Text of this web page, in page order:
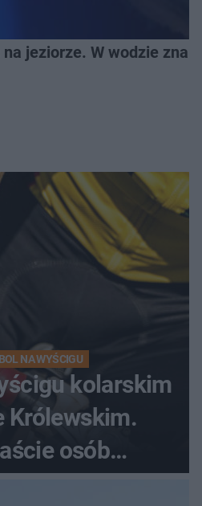
jeziorze. W wodzie
NA WYŚCIGU
kolarskim
Królewskim.
osób
lądował